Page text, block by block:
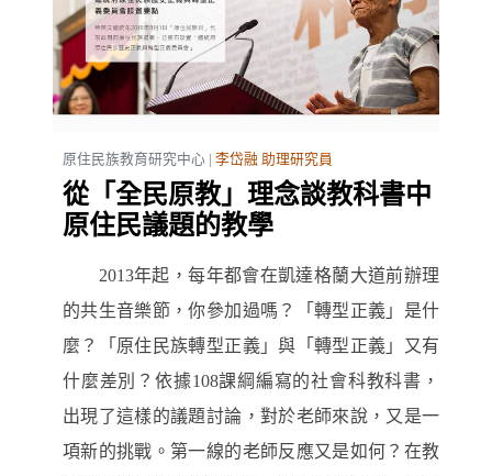
原住民族教育研究中心 | 李岱融 助理研究員
從「全民原教」理念談教科書中
原住民議題的教學
2013年起，每年都會在凱達格蘭大道前辦理
的共生音樂節，你參加過嗎？「轉型正義」是什
麼？「原住民族轉型正義」與「轉型正義」又有
什麼差別？依據108課綱編寫的社會科教科書，
出現了這樣的議題討論，對於老師來說，又是一
項新的挑戰。第一線的老師反應又是如何？在教